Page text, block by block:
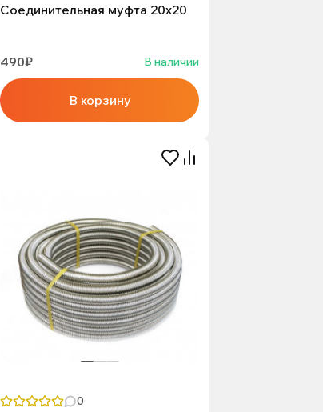
Соединительная муфта 20х20
490₽ В наличии
В корзину
0